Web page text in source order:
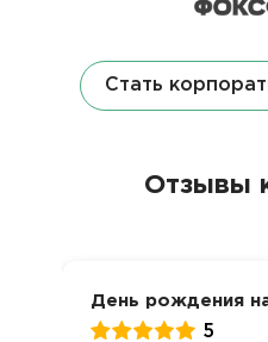
Стать
Отзывы
День рождения
5